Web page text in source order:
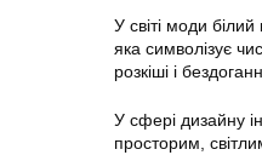
У світі моди
яка символізує
розкіші і
У сфері дизайну
просторим,